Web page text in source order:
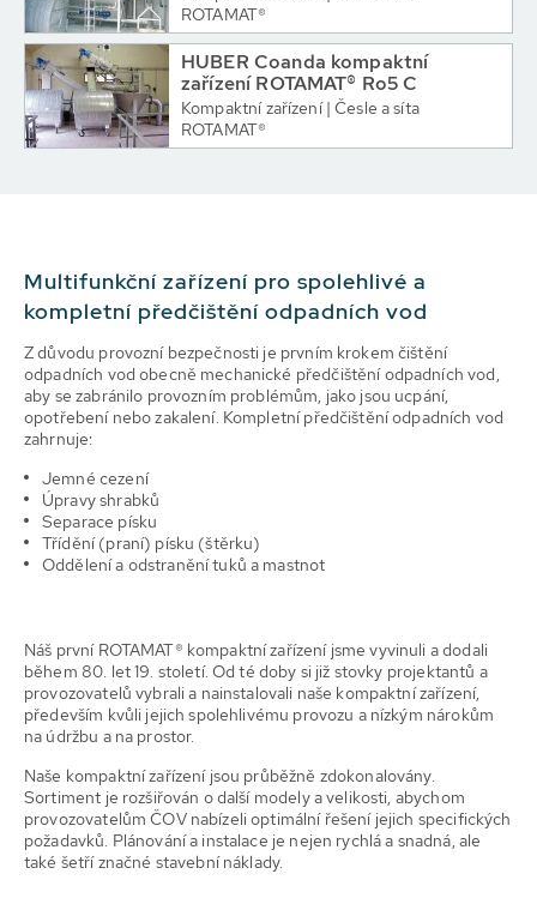
ROTAMAT®
HUBER Coanda kompaktní
zařízení ROTAMAT® Ro5 C
Kompaktní zařízení | Česle a síta
ROTAMAT®
Multifunkční zařízení pro spolehlivé a
kompletní předčištění odpadních vod
Z důvodu provozní bezpečnosti je prvním krokem čištění
odpadních vod obecně mechanické předčištění odpadních vod,
aby se zabránilo provozním problémům, jako jsou ucpání,
opotřebení nebo zakalení. Kompletní předčištění odpadních vod
zahrnuje:
Jemné cezení
Úpravy shrabků
Separace písku
Třídění (praní) písku (štěrku)
Oddělení a odstranění tuků a mastnot
Náš první ROTAMAT® kompaktní zařízení jsme vyvinuli a dodali
během 80. let 19. století. Od té doby si již stovky projektantů a
provozovatelů vybrali a nainstalovali naše kompaktní zařízení,
především kvůli jejich spolehlivému provozu a nízkým nárokům
na údržbu a na prostor.
Naše kompaktní zařízení jsou průběžně zdokonalovány.
Sortiment je rozšiřován o další modely a velikosti, abychom
provozovatelům ČOV nabízeli optimální řešení jejich specifických
požadavků. Plánování a instalace je nejen rychlá a snadná, ale
také šetří značné stavební náklady.